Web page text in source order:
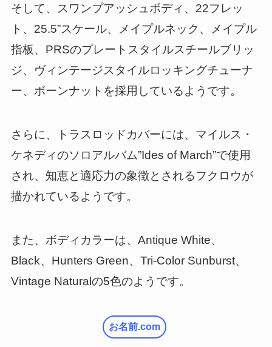
そして、スワンプアッシュボディ、22フレッ
ト、25.5”スケール、メイプルネック、メイプル
指板、PRSのプレートスタイルスチールブリッ
ジ、ヴィンテージスタイルロッキングチューナ
ー、ボーンナットを採用しているようです。
さらに、トラスロッドカバーには、マイルス・
ケネディのソロアルバム”Ides of March”で使用
され、知恵と適応力の象徴とされるフクロウが
描かれているようです。
また、ボディカラーは、Antique White、
Black、Hunters Green、Tri-Color Sunburst、
Vintage Naturalの5色のようです。
お名前.com